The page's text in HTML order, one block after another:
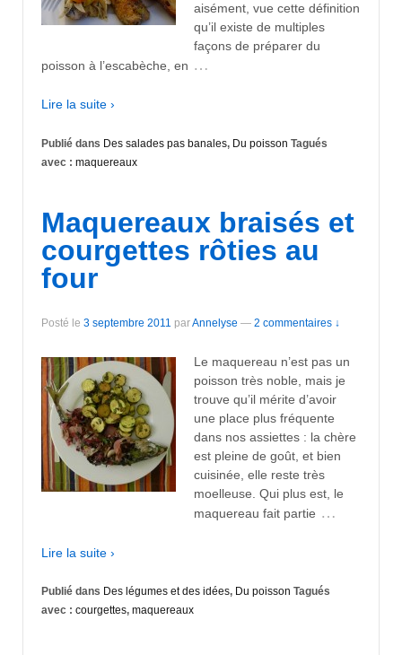
aisément, vue cette définition
qu’il existe de multiples
façons de préparer du
poisson à l’escabèche, en …
Lire la suite ›
Publié dans Des salades pas banales, Du poisson Tagués
avec : maquereaux
Maquereaux braisés et
courgettes rôties au
four
Posté le 3 septembre 2011 parAnnelyse — 2 commentaires ↓
Le maquereau n’est pas un
poisson très noble, mais je
trouve qu’il mérite d’avoir
une place plus fréquente
dans nos assiettes : la chère
est pleine de goût, et bien
cuisinée, elle reste très
moelleuse. Qui plus est, le
maquereau fait partie …
Lire la suite ›
Publié dans Des légumes et des idées, Du poisson Tagués
avec : courgettes, maquereaux